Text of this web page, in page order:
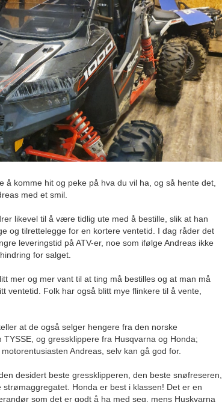
å komme hit og peke på hva du vil ha, og så hente det,
med et smil.
likevel til å være tidlig ute med å bestille, slik at han
og tilrettelegge for en kortere ventetid. I dag råder det
leveringstid på ATV-er, noe som ifølge Andreas ikke
for salget.
mer og mer vant til at ting må bestilles og at man må
ventetid. Folk har også blitt mye flinkere til å vente,
at de også selger hengere fra den norske
TYSSE, og gressklippere fra Husqvarna og Honda;
Andreas, selv kan gå god for.
desidert beste gressklipperen, den beste snøfreseren,
strømaggregatet. Honda er best i klassen! Det er en
som det er godt å ha med seg, mens Huskvarna